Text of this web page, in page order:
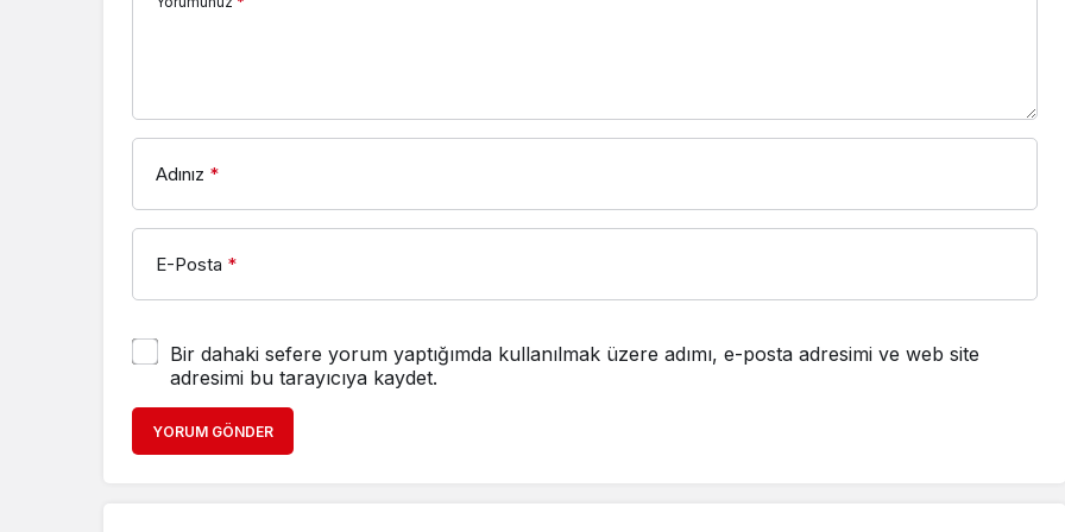
Adınız *
E-Posta *
Bir dahaki sefere yorum yaptığımda kullanılmak üzere adımı, e-posta adresimi ve web site
adresimi bu tarayıcıya kaydet.
YORUM GÖNDER